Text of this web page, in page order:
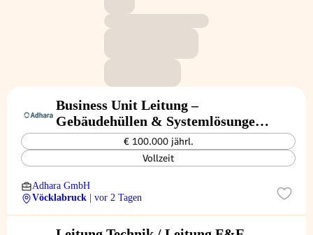
Business Unit Leitung –
Gebäudehüllen & Systemlösungen
(m/w/d)
€ 100.000 jährl.
Vollzeit
Adhara GmbH
Vöcklabruck
| vor 2 Tagen